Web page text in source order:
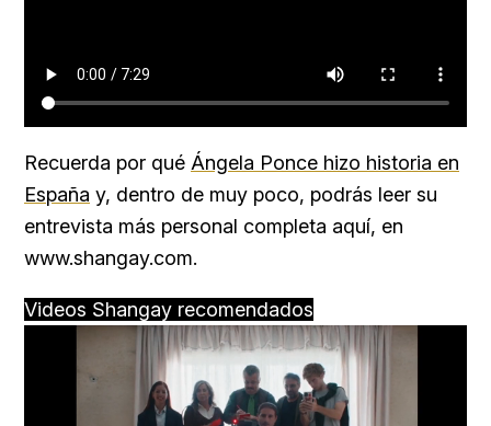
Recuerda por qué Ángela Ponce hizo historia en
España y, dentro de muy poco, podrás leer su
entrevista más personal completa aquí, en
www.shangay.com.
Videos Shangay recomendados